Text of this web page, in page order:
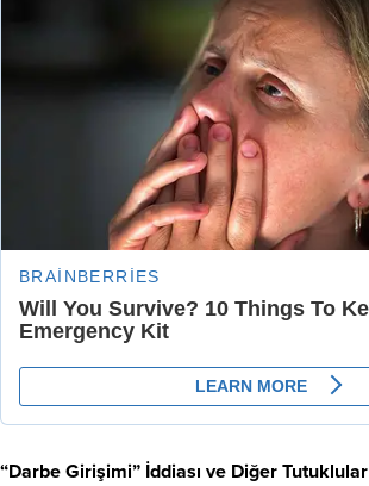
“Darbe Girişimi” İddiası ve Diğer Tutuklular